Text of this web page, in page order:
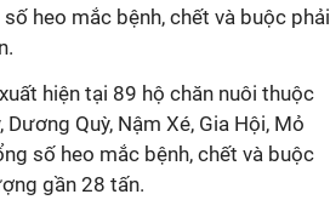
heo mắc bệnh, chết và buộc phải
hiện tại 89 hộ chăn nuôi thuộc
Quỳ, Nậm Xé, Gia Hội, Mỏ
số heo mắc bệnh, chết và buộc
gần 28 tấn.